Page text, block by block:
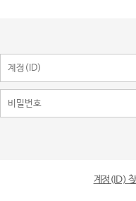
계정(ID)